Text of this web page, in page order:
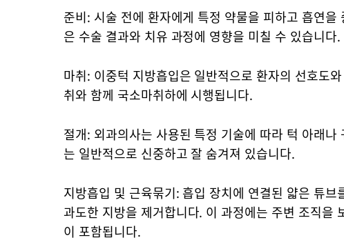
준비: 시술 전에 환자에게 특정 약물을 피하고 흡연
은 수술 결과와 치유 과정에 영향을 미칠 수 있습니다.
마취: 이중턱 지방흡입은 일반적으로 환자의 선호도
취와 함께 국소마취하에 시행됩니다.
절개: 외과의사는 사용된 특정 기술에 따라 턱 아래
는 일반적으로 신중하고 잘 숨겨져 있습니다.
지방흡입 및 근육묶기: 흡입 장치에 연결된 얇은 튜
과도한 지방을 제거합니다. 이 과정에는 주변 조직을
이 포함됩니다.